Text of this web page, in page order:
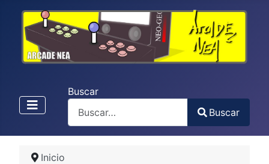
Buscar
Buscar
Inicio